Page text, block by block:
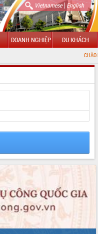
Vietnamese| English
DOANH NGHIỆP DU KHÁCH
CHÀO MỪNG